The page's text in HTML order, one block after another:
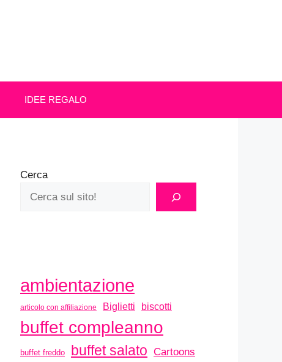
IDEE REGALO
Cerca
ambientazione
articolo con affiliazione Biglietti biscotti
buffet compleanno
buffet freddo buffet salato Cartoons